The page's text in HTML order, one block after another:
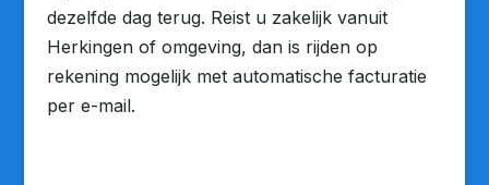
dezelfde dag terug. Reist u zakelijk vanuit
Herkingen of omgeving, dan is rijden op
rekening mogelijk met automatische facturatie
per e-mail.